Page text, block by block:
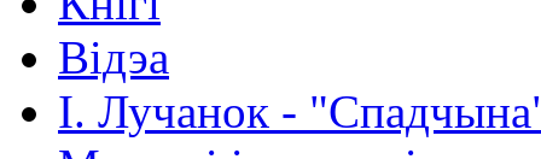
Відэа
І. Лучанок -